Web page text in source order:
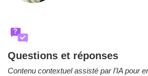
?
Questions et réponses
Contenu contextuel assisté par l’IA pour